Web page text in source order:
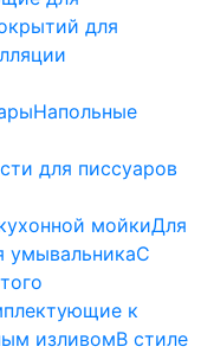
для
Напольные
для писсуаров
мойкиДля
умывальникаС
к
изливомВ стиле